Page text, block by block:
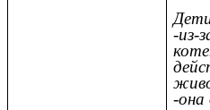
-из-
-она